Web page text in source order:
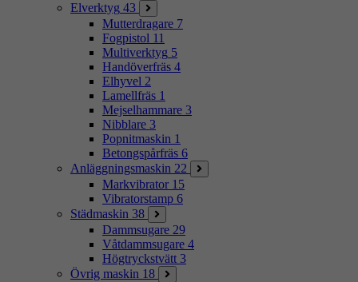
Elverktyg 43
Mutterdragare 7
Fogpistol 11
Multiverktyg 5
Handöverfräs 4
Elhyvel 2
Lamellfräs 1
Mejselhammare 3
Nibblare 3
Popnitmaskin 1
Betongspårfräs 6
Anläggningsmaskin 22
Markvibrator 15
Vibratorstamp 6
Städmaskin 38
Dammsugare 29
Våtdammsugare 4
Högtryckstvätt 3
Övrig maskin 18